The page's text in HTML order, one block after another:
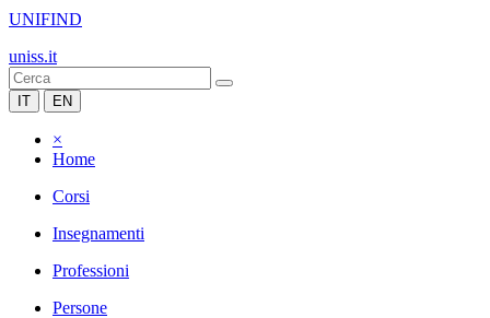
UNIFIND
uniss.it
IT EN
×
Home
Corsi
Insegnamenti
Professioni
Persone